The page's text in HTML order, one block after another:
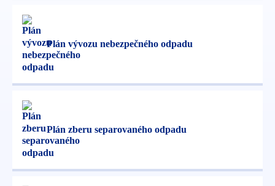
Plán vývozu nebezpečného odpadu
Plán zberu separovaného odpadu